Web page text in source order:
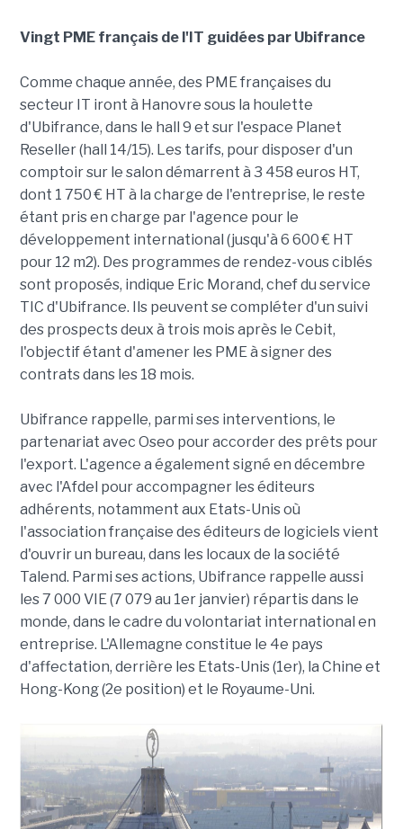
Vingt PME français de l'IT guidées par Ubifrance
Comme chaque année, des PME françaises du
secteur IT iront à Hanovre sous la houlette
d'Ubifrance, dans le hall 9 et sur l'espace Planet
Reseller (hall 14/15). Les tarifs, pour disposer d'un
comptoir sur le salon démarrent à 3 458 euros HT,
dont 1 750 € HT à la charge de l'entreprise, le reste
étant pris en charge par l'agence pour le
développement international (jusqu'à 6 600 € HT
pour 12 m2). Des programmes de rendez-vous ciblés
sont proposés, indique Eric Morand, chef du service
TIC d'Ubifrance. Ils peuvent se compléter d'un suivi
des prospects deux à trois mois après le Cebit,
l'objectif étant d'amener les PME à signer des
contrats dans les 18 mois.
Ubifrance rappelle, parmi ses interventions, le
partenariat avec Oseo pour accorder des prêts pour
l'export. L'agence a également signé en décembre
avec l'Afdel pour accompagner les éditeurs
adhérents, notamment aux Etats-Unis où
l'association française des éditeurs de logiciels vient
d'ouvrir un bureau, dans les locaux de la société
Talend. Parmi ses actions, Ubifrance rappelle aussi
les 7 000 VIE (7 079 au 1er janvier) répartis dans le
monde, dans le cadre du volontariat international en
entreprise. L'Allemagne constitue le 4e pays
d'affectation, derrière les Etats-Unis (1er), la Chine et
Hong-Kong (2e position) et le Royaume-Uni.